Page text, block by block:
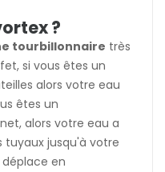
?
tourbillonnaire très
si vous êtes un
alors votre eau
êtes un
alors votre eau a
tuyaux jusqu'à votre
déplace en